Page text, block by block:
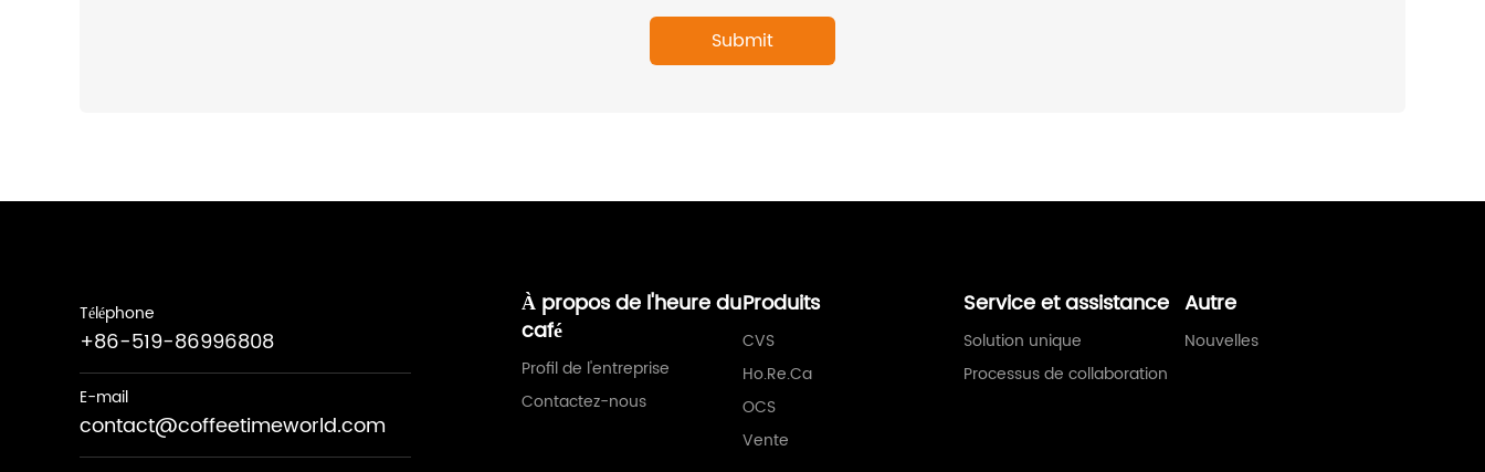
Téléphone
+86-519-86996808
E-mail
contact@coffeetimeworld.com
À propos de l'heure du
café
Profil de l'entreprise
Contactez-nous
Produits
CVS
Ho.Re.Ca
OCS
Vente
Service et assistance
Solution unique
Processus de collaboration
Autre
Nouvelles